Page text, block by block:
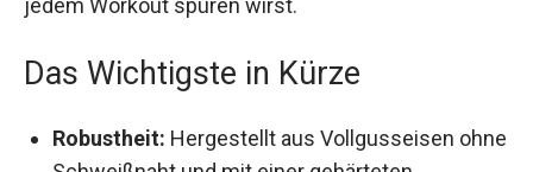
Das Wichtigste in Kürze
ohne Schweißnaht und mit einer gehärteten